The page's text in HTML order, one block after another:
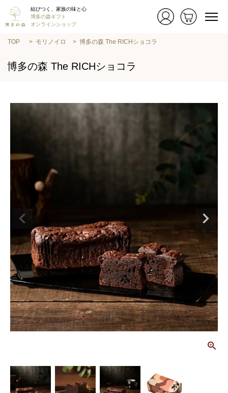
結びつく、家族の味と心
博多の森ギフト
オンラインショップ
TOP モリノイロ 博多の森 The RICHショコラ
博多の森 The RICHショコラ